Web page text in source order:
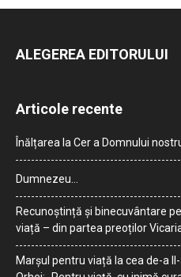
ALEGEREA EDITORULUI
Articole recente
Înălțarea la Cer a Domnului
Dumnezeu…
Recunoștință și binecuvântare
viață – din partea preoților
Marșul pentru viață la cea de-a